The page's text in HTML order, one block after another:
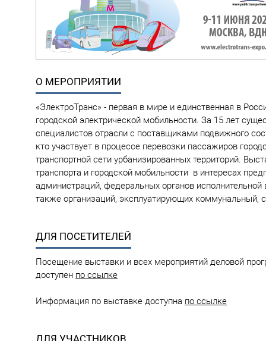
О МЕРОПРИЯТИИ
«ЭлектроТранс» - первая в мире и единственная в
городской электрической мобильности. За 15 лет
специалистов отрасли с поставщиками подвижного
кто участвует в процессе перевозки пассажиров
транспортной сети урбанизированных территорий.
транспорта и городской мобильности в интересах
администраций, федеральных органов
также организаций, эксплуатирующих коммунальный,
ДЛЯ ПОСЕТИТЕЛЕЙ
Посещение выставки и всех мероприятий деловой
доступен по ссылке
Информация по выставке доступна по ссылке
ДЛЯ УЧАСТНИКОВ